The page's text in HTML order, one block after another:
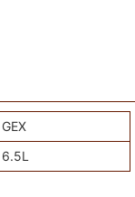
GEX
6.5L